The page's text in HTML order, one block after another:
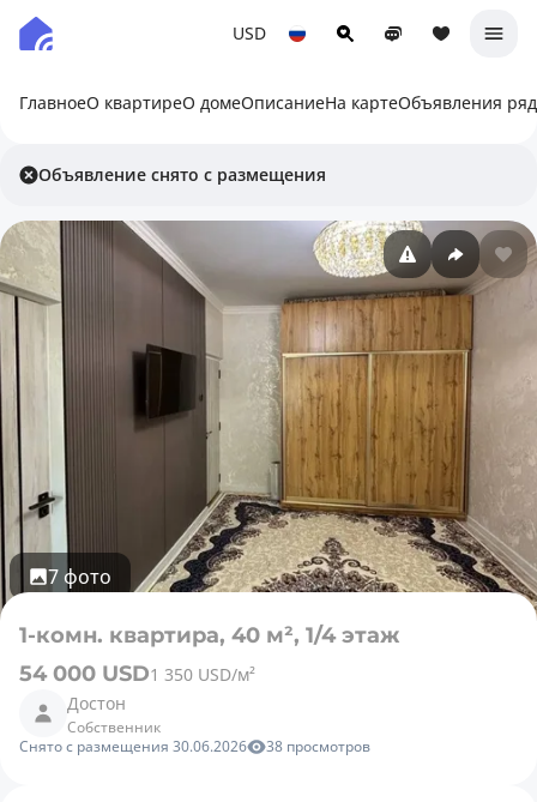
USD
ГлавноеО квартиреО домеОписаниеНа картеОбъявления
Объявление снято с размещения
7 фото
1-комн. квартира, 40 м², 1/4 этаж
54 000 USD1 350 USD/м²
Достон
Собственник
Снято с размещения 30.06.2026
38 просмотров